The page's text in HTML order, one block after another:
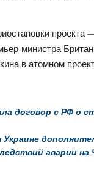
проекта
министра
в атомном
договор с РФ о
аварии